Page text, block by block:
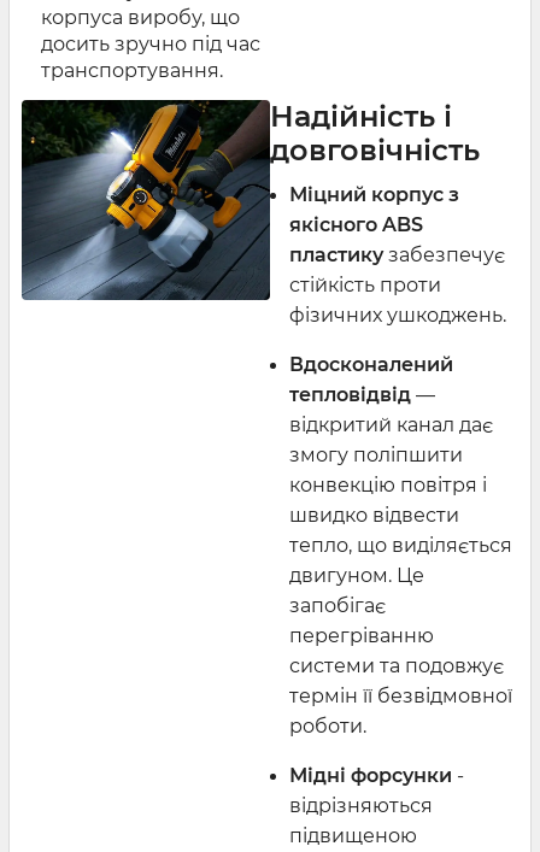
корпуса виробу, що
досить зручно під час
транспортування.
Надійність і
довговічність
Міцний корпус з
якісного ABS
пластикузабезпечує
стійкість проти
фізичних ушкоджень.
Вдосконалений
тепловідвід —
відкритий канал дає
змогу поліпшити
конвекцію повітря і
швидко відвести
тепло, що виділяється
двигуном. Це
запобігає
перегріванню
системи та подовжує
термін її безвідмовної
роботи.
Мідні форсунки -
відрізняються
підвищеною